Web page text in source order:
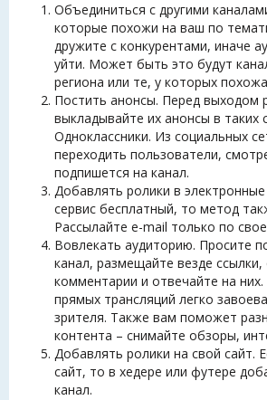
Объединиться с другими
которые похожи на ваш по
дружите с конкурентами, иначе
уйти. Может быть это будут
региона или те, у которых
Постить анонсы. Перед выходом
выкладывайте их анонсы в таких
Одноклассники. Из социальных
переходить пользователи,
подпишется на канал.
Добавлять ролики в электронные
сервис бесплатный, то метод
Рассылайте e-mail только по
Вовлекать аудиторию. Просите
канал, размещайте везде ссылки,
комментарии и отвечайте на
прямых трансляций легко
зрителя. Также вам поможет
контента – снимайте обзоры,
Добавлять ролики на свой сайт.
сайт, то в хедере или футере
канал.